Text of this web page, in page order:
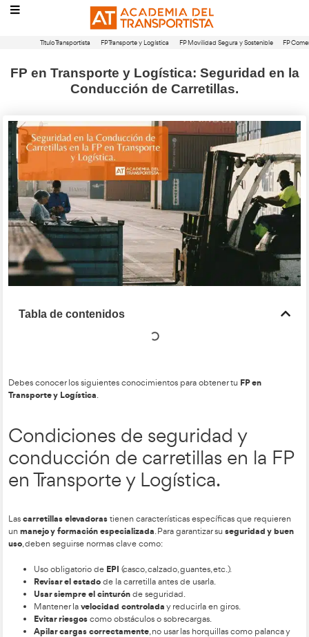
FP en Transporte y Logística:
Tabla de contenidos
Debes conocer los siguientes conocimientos para obtener tu
Condiciones de seguridad
conducción de carretillas
en Transporte y Logística.